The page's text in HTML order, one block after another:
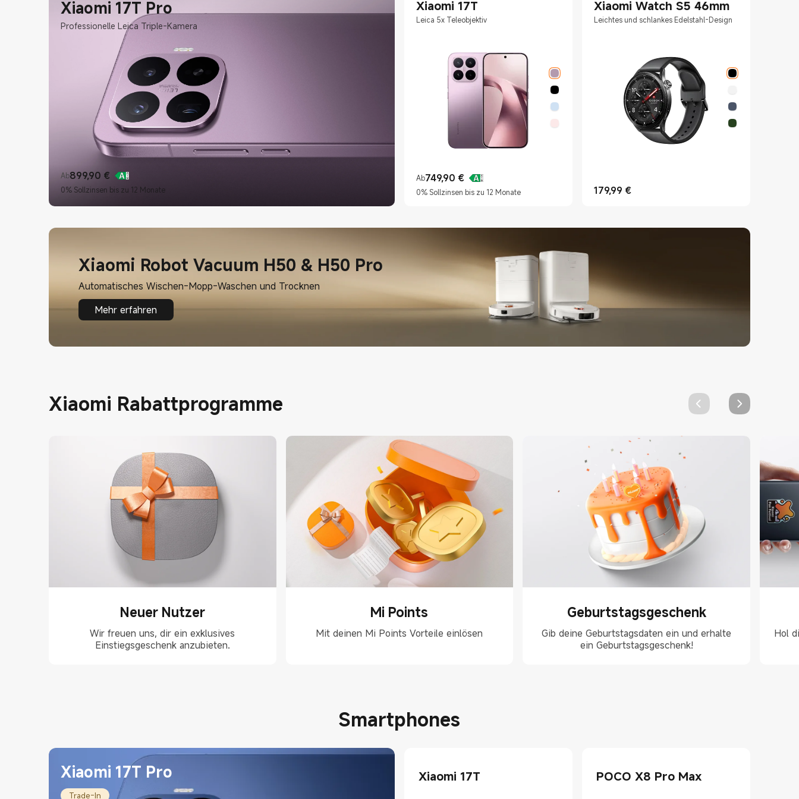
Xiaomi 17T Pro
Professionelle Leica Triple-Kamera
Ab899,90 €
Current Price €899.9
0% Sollzinsen bis zu 12 Monate
Xiaomi 17T
Leica 5x Teleobjektiv
Ab749,90 €
Current Price €749.9
0% Sollzinsen bis zu 12 Monate
Xiaomi Watch S5 46mm
Leichtes und schlankes Edelstahl-Design
179,99 €
Current Price €179.99
Xiaomi Robot Vacuum H50 & H50 Pro
Automatisches Wischen-Mopp-Waschen und Trocknen
Mehr erfahren
Xiaomi Rabattprogramme
Neuer Nutzer
Wir freuen uns, dir ein exklusives
Einstiegsgeschenk anzubieten.
Mi Points
Mit deinen Mi Points Vorteile einlösen
Geburtstagsgeschenk
Gib deine Geburtstagsdaten ein und erhalte
ein Geburtstagsgeschenk!
Hol
Smartphones
Xiaomi 17T Pro
Trade-In
Xiaomi 17T POCO X8 Pro Max